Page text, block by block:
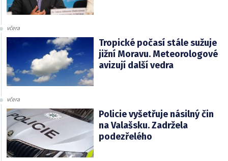
včera
Tropické počasí stále sužuje
jižní Moravu. Meteorologové
avizují další vedra
včera
Policie vyšetřuje násilný čin
na Valašsku. Zadržela
podezřelého